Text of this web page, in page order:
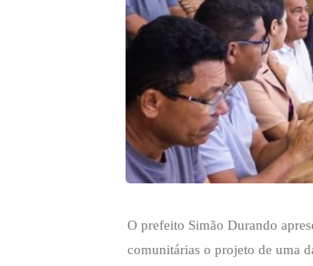
O prefeito Simão Durando
comunitárias o projeto de uma